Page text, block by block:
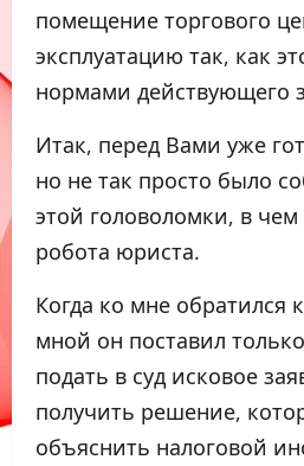
помещение торгового
эксплуатацию так, как
нормами действующего
Итак, перед Вами уже
но не так просто было
этой головоломки, в
робота юриста.
Когда ко мне обратился
мной он поставил
подать в суд исковое
получить решение,
объяснить налоговой